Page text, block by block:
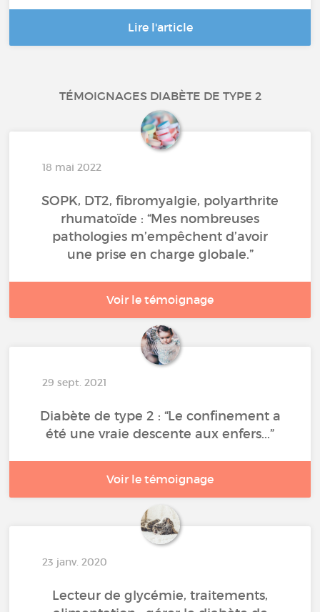
Lire l'article
TÉMOIGNAGES DIABÈTE DE TYPE 2
18 mai 2022
SOPK, DT2, fibromyalgie, polyarthrite
rhumatoïde : “Mes nombreuses
pathologies m’empêchent d’avoir
une prise en charge globale.”
Voir le témoignage
29 sept. 2021
Diabète de type 2 : “Le confinement a
été une vraie descente aux enfers...”
Voir le témoignage
23 janv. 2020
Lecteur de glycémie, traitements,